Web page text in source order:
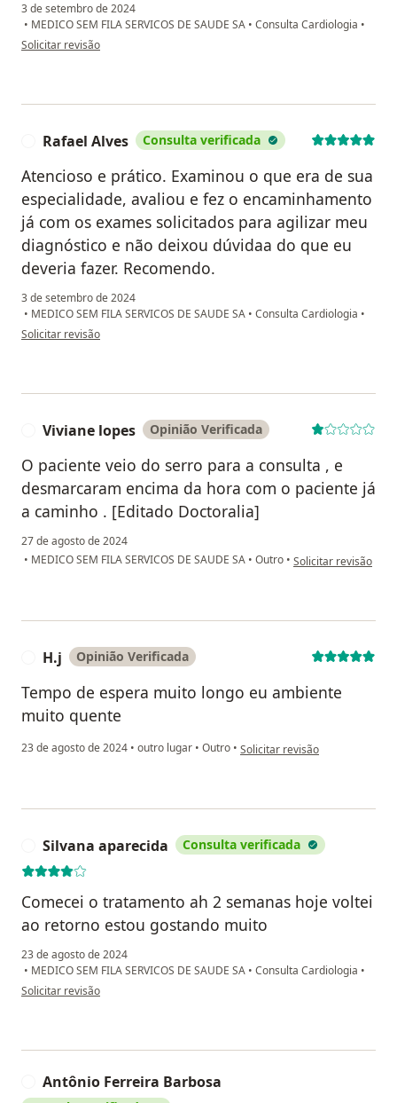
3 de setembro de 2024
• MEDICO SEM FILA SERVICOS DE SAUDE SA • Consulta Cardiologia •
na opinião do utilizador Alison Leandro
Solicitar revisão
Rafael Alves Consulta verificada
Atencioso e prático. Examinou o que era de sua
especialidade, avaliou e fez o encaminhamento
já com os exames solicitados para agilizar meu
diagnóstico e não deixou dúvidaa do que eu
deveria fazer. Recomendo.
3 de setembro de 2024
• MEDICO SEM FILA SERVICOS DE SAUDE SA • Consulta Cardiologia •
na opinião do utilizador Rafael Alves
Solicitar revisão
Viviane lopes Opinião Verificada
O paciente veio do serro para a consulta , e
desmarcaram encima da hora com o paciente já
a caminho . [Editado Doctoralia]
27 de agosto de 2024
• MEDICO SEM FILA SERVICOS DE SAUDE SA • Outro • na opinião do
Solicitar revisão
H.j Opinião Verificada
Tempo de espera muito longo eu ambiente
muito quente
23 de agosto de 2024 • outro lugar • Outro • na opinião do utilizador H.j
Solicitar revisão
Silvana aparecida Consulta verificada
Comecei o tratamento ah 2 semanas hoje voltei
ao retorno estou gostando muito
23 de agosto de 2024
• MEDICO SEM FILA SERVICOS DE SAUDE SA • Consulta Cardiologia •
na opinião do utilizador Silvana aparecida
Solicitar revisão
Antônio Ferreira Barbosa